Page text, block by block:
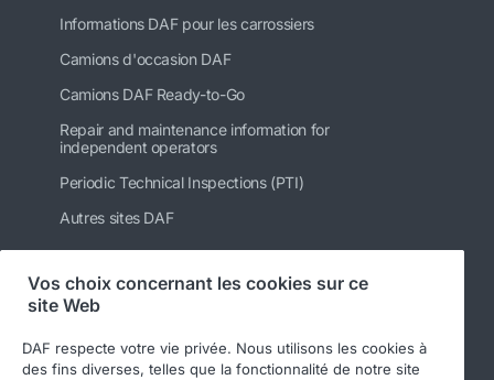
Informations DAF pour les carrossiers
Camions d'occasion DAF
Camions DAF Ready-to-Go
Repair and maintenance information for
independent operators
Periodic Technical Inspections (PTI)
Autres sites DAF
Suivez-nous
Vos choix concernant les cookies sur ce
site Web
DAF respecte votre vie privée. Nous utilisons les cookies à
des fins diverses, telles que la fonctionnalité de notre site